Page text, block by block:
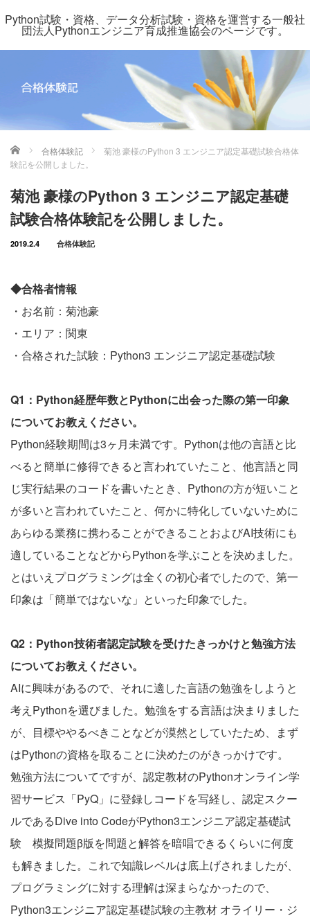
Python試験・資格、データ分析試験・資格を運営する一般社
団法人Pythonエンジニア育成推進協会のページです。
ホーム 合格体験記
菊池 豪様のPython 3 エンジニア認定基礎試験合格体
験記を公開しました。
菊池 豪様のPython 3 エンジニア認定基礎
試験合格体験記を公開しました。
2019.2.4 合格体験記
◆合格者情報
・お名前：菊池豪
・エリア：関東
・合格された試験：Python3 エンジニア認定基礎試験
Q1：Python経歴年数とPythonに出会った際の第一印象
についてお教えください。
Python経験期間は3ヶ月未満です。Pythonは他の言語と比
べると簡単に修得できると言われていたこと、他言語と同
じ実行結果のコードを書いたとき、Pythonの方が短いこと
が多いと言われていたこと、何かに特化していないために
あらゆる業務に携わることができることおよびAI技術にも
適していることなどからPythonを学ぶことを決めました。
とはいえプログラミングは全くの初心者でしたので、第一
印象は「簡単ではないな」といった印象でした。
Q2：Python技術者認定試験を受けたきっかけと勉強方法
についてお教えください。
AIに興味があるので、それに適した言語の勉強をしようと
考えPythonを選びました。勉強をする言語は決まりました
が、目標ややるべきことなどが漠然としていたため、まず
はPythonの資格を取ることに決めたのがきっかけです。
勉強方法についてですが、認定教材のPythonオンライン学
習サービス「PyQ」に登録しコードを写経し、認定スクー
ルであるDive into CodeがPython3エンジニア認定基礎試
験 模擬問題β版を問題と解答を暗唱できるくらいに何度
も解きました。これで知識レベルは底上げされましたが、
プログラミングに対する理解は深まらなかったので、
Python3エンジニア認定基礎試験の主教材 オライリー・ジ